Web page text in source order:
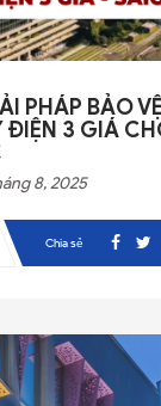
PHÁP BẢO
ĐIỆN 3 GIÁ
8, 2025
Chia sẻ